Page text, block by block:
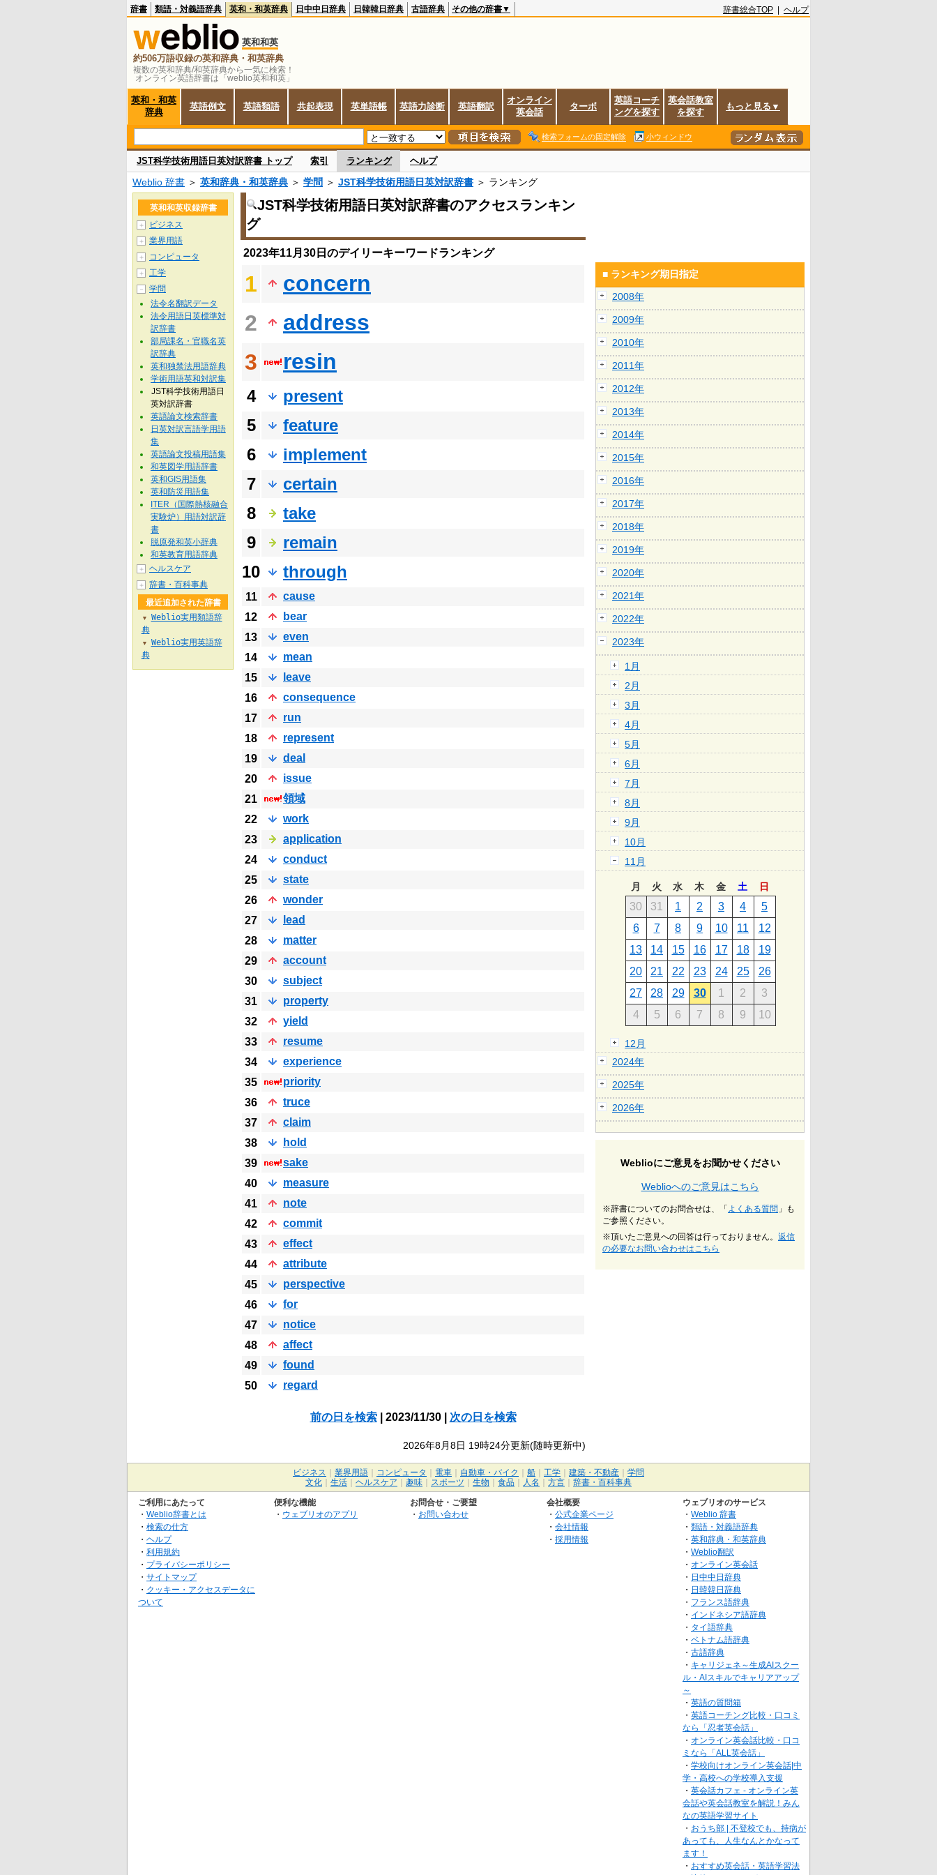
複数の英和辞典/和英辞典から一気に検索！
オンライン英語辞書は「weblio英和和英」
辞書 類語・対義語辞典 英和・和英辞典 日中中日辞典 日韓韓日辞典 古語辞典 その他の辞書▼ 辞書総合TOP ヘルプ
英和和英
約506万語収録の英和辞典・和英辞典
英和・和英
辞典
英語例文 英語類語 共起表現 英単語帳 英語力診断 英語翻訳
オンライン
英会話
ターボ
英語コーチ
ングを探す
英会話教室
を探す
もっと見る▼
検索フォームの固定解除 小ウィンドウ
JST科学技術用語日英対訳辞書 トップ 索引 ランキング ヘルプ
Weblio 辞書 ＞ 英和辞典・和英辞典 ＞ 学問 ＞ JST科学技術用語日英対訳辞書 ＞ ランキング
JST科学技術用語日英対訳辞書のアクセスランキン
グ
2023年11月30日のデイリーキーワードランキング
1
concern
2
address
3
resin
4
present
5
feature
6
implement
7
certain
8
take
9
remain
10
through
11
cause
12
bear
13
even
14
mean
15
leave
16
consequence
17
run
18
represent
19
deal
20
issue
21
領域
22
work
23
application
24
conduct
25
state
26
wonder
27
lead
28
matter
29
account
30
subject
31
property
32
yield
33
resume
34
experience
35
priority
36
truce
37
claim
38
hold
39
sake
40
measure
41
note
42
commit
43
effect
44
attribute
45
perspective
46
for
47
notice
48
affect
49
found
50
regard
前の日を検索| 2023/11/30 | 次の日を検索
2026年8月8日 19時24分更新(随時更新中)
英和和英収録辞書
＋ ビジネス
＋ 業界用語
＋ コンピュータ
＋ 工学
－
学問
法令名翻訳データ
法令用語日英標準対
訳辞書
部局課名・官職名英
訳辞典
英和独禁法用語辞典
学術用語英和対訳集
JST科学技術用語日
英対訳辞書
英語論文検索辞書
日英対訳言語学用語
集
英語論文投稿用語集
和英図学用語辞書
英和GIS用語集
英和防災用語集
ITER（国際熱核融合
実験炉）用語対訳辞
書
脱原発和英小辞典
和英教育用語辞典
＋ ヘルスケア
＋
辞書・百科事典
最近追加された辞書
▼
Weblio実用類語辞
典
▼
Weblio実用英語辞
典
■ ランキング期日指定
2008年
2009年
2010年
2011年
2012年
2013年
2014年
2015年
2016年
2017年
2018年
2019年
2020年
2021年
2022年
2023年
1月
2月
3月
4月
5月
6月
7月
8月
9月
10月
11月
月 火 水 木 金 土 日
30 31 1 2 3 4
5
6
7 8 9 10 11
12
13
14 15 16 17 18
19
20
21 22 23 24 25
26
27
28 29 30 1 2
3
4
5 6 7 8 9 10
12月
2024年
2025年
2026年
Weblioにご意見をお聞かせください
Weblioへのご意見はこちら
※辞書についてのお問合せは、「 よくある質問 」も
ご参照ください。
※頂いたご意見への回答は行っておりません。 返信
の必要なお問い合わせはこちら
ビジネス 業界用語 コンピュータ 電車 自動車・バイク 船 工学 建築・不動産
学問
文化
生活 ヘルスケア 趣味 スポーツ 生物 食品 人名 方言 辞書・百科事典
ご利用にあたって
・ Weblio辞書とは
・ 検索の仕方
・ ヘルプ
・ 利用規約
・ プライバシーポリシー
・ サイトマップ
・ クッキー・アクセスデータに
ついて
便利な機能
・ ウェブリオのアプリ
お問合せ・ご要望
・ お問い合わせ
会社概要
・ 公式企業ページ
・ 会社情報
・ 採用情報
ウェブリオのサービス
・ Weblio 辞書
・ 類語・対義語辞典
・ 英和辞典・和英辞典
・ Weblio翻訳
・ オンライン英会話
・ 日中中日辞典
・ 日韓韓日辞典
・ フランス語辞典
・ インドネシア語辞典
・ タイ語辞典
・ ベトナム語辞典
・ 古語辞典
・ キャリジェネ～生成AIスクー
ル・AIスキルでキャリアアップ
～
・ 英語の質問箱
・ 英語コーチング比較・口コミ
なら「忍者英会話」
・ オンライン英会話比較・口コ
ミなら「ALL英会話」
・ 学校向けオンライン英会話|中
学・高校への学校導入支援
・ 英会話カフェ - オンライン英
会話や英会話教室を解説！みん
なの英語学習サイト
・ おうち部 | 不登校でも、持病が
あっても、人生なんとかなって
ます！
・ おすすめ英会話・英語学習法